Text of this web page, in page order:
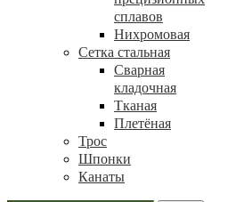
сплавов
Нихромовая
Сетка стальная
Сварная
кладочная
Тканая
Плетёная
Трос
Шпонки
Канаты